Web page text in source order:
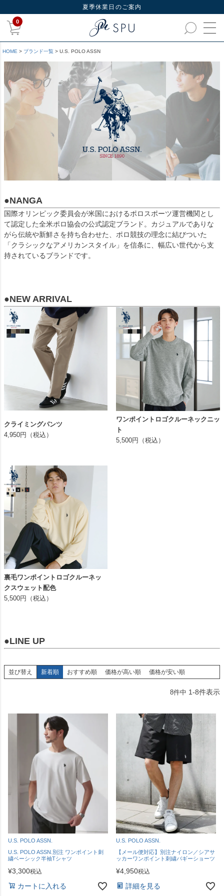
夏季休業日のご案内
0
HOME ブランド一覧 U.S. POLO ASSN
●NANGA
国際オリンピック委員会が米国におけるポロスポーツ運営機関とし
て認定した全米ポロ協会の公式認定ブランド。カジュアルでありな
がら伝統や新鮮さを持ち合わせた、ポロ競技の理念に結びついた
「クラシックなアメリカンスタイル」を信条に、幅広い世代から支
持されているブランドです。
●NEW ARRIVAL
クライミングパンツ
4,950円（税込）
ワンポイントロゴクルーネックニッ
ト
5,500円（税込）
裏毛ワンポイントロゴクルーネッ
クスウェット配色
5,500円（税込）
●LINE UP
並び替え 新着順 おすすめ順 価格が高い順 価格が安い順
8件中 1-8件表示
U.S. POLO ASSN.
U.S. POLO ASSN.別注 ワンポイント刺
繍ベーシック半袖Tシャツ
¥3,300税込
カートに入れる
U.S. POLO ASSN.
【メール便対応】別注ナイロン／シアサ
ッカーワンポイント刺繍バギーショーツ
¥4,950税込
詳細を見る